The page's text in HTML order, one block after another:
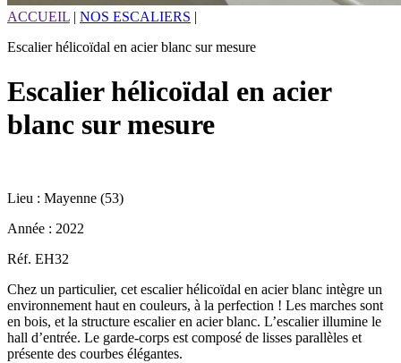
ACCUEIL | NOS ESCALIERS |
Escalier hélicoïdal en acier blanc sur mesure
Escalier hélicoïdal en acier
blanc sur mesure
Lieu : Mayenne (53)
Année : 2022
Réf. EH32
Chez un particulier, cet escalier hélicoïdal en acier blanc intègre un
environnement haut en couleurs, à la perfection ! Les marches sont
en bois, et la structure escalier en acier blanc. L’escalier illumine le
hall d’entrée. Le garde-corps est composé de lisses parallèles et
présente des courbes élégantes.